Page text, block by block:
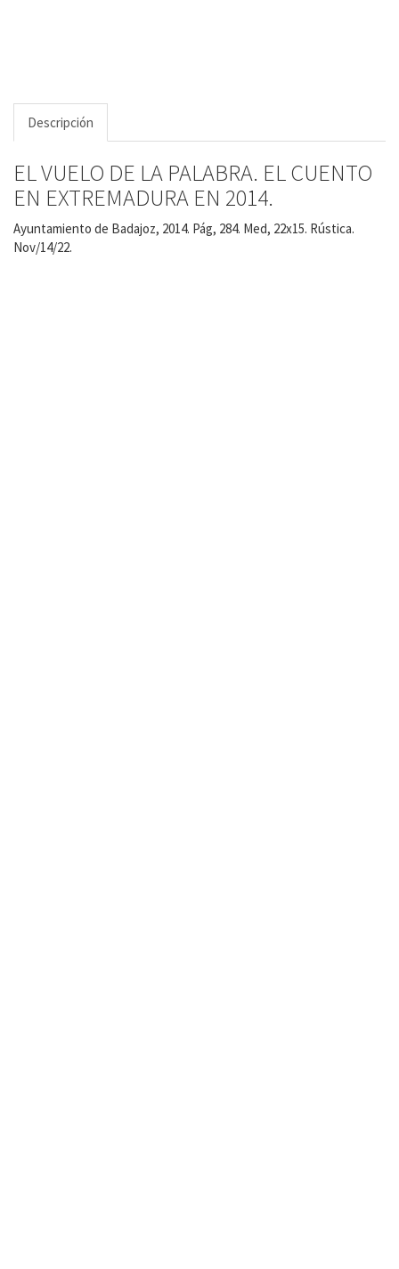
Descripción
EL VUELO DE LA PALABRA. EL CUENTO
EN EXTREMADURA EN 2014.
Ayuntamiento de Badajoz, 2014. Pág, 284. Med, 22x15. Rústica.
Nov/14/22.